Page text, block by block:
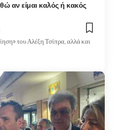
αν είμαι καλός ή κακός
του Αλέξη Τσίπρα, αλλά και